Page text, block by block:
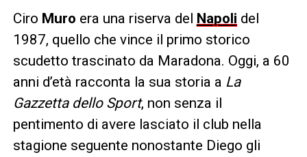
Ciro Muro era una riserva del Napoli del
1987, quello che vince il primo storico
scudetto trascinato da Maradona. Oggi, a 60
anni d’età racconta la sua storia a La
Gazzetta dello Sport, non senza il
pentimento di avere lasciato il club nella
stagione seguente nonostante Diego gli